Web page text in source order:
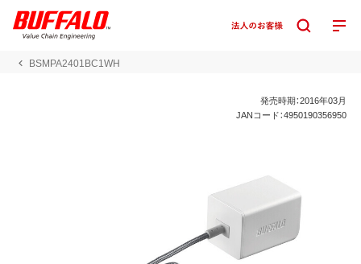
BSMPA2401BC1WH
発売時期：2016年03月
JANコード：4950190356950